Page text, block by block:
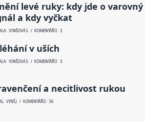
levé ruky: kdy jde o varovný
a kdy vyčkat
VINŠOVÁ S. / KOMENTÁŘŮ: 2
v uších
VINŠOVÁ S. / KOMENTÁŘŮ: 3
a necitlivost rukou
VINŠ J. / KOMENTÁŘŮ: 36